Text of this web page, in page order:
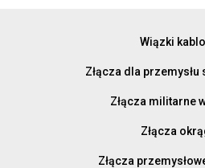
Wiązki
Złącza dla
Złącza militarne
Złącza
Złącza